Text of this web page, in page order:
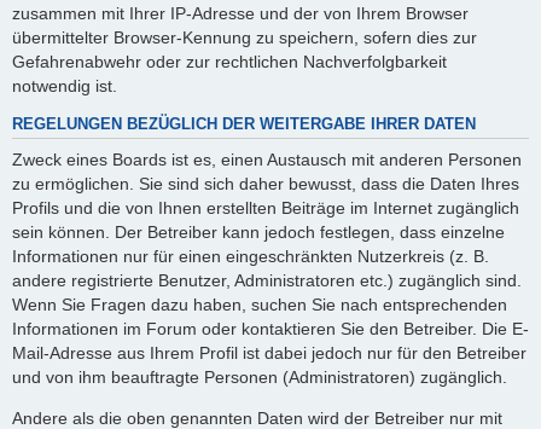
zusammen mit Ihrer IP-Adresse und der von Ihrem Browser
übermittelter Browser-Kennung zu speichern, sofern dies zur
Gefahrenabwehr oder zur rechtlichen Nachverfolgbarkeit
notwendig ist.
REGELUNGEN BEZÜGLICH DER WEITERGABE IHRER DATEN
Zweck eines Boards ist es, einen Austausch mit anderen Personen
zu ermöglichen. Sie sind sich daher bewusst, dass die Daten Ihres
Profils und die von Ihnen erstellten Beiträge im Internet zugänglich
sein können. Der Betreiber kann jedoch festlegen, dass einzelne
Informationen nur für einen eingeschränkten Nutzerkreis (z. B.
andere registrierte Benutzer, Administratoren etc.) zugänglich sind.
Wenn Sie Fragen dazu haben, suchen Sie nach entsprechenden
Informationen im Forum oder kontaktieren Sie den Betreiber. Die E-
Mail-Adresse aus Ihrem Profil ist dabei jedoch nur für den Betreiber
und von ihm beauftragte Personen (Administratoren) zugänglich.
Andere als die oben genannten Daten wird der Betreiber nur mit